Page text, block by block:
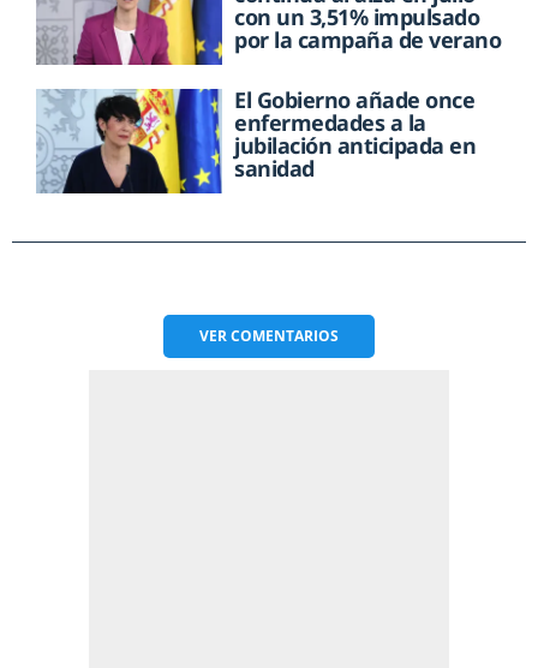
con un 3,51% impulsado
por la campaña de verano
El Gobierno añade once
enfermedades a la
jubilación anticipada en
sanidad
VERCOMENTARIOS